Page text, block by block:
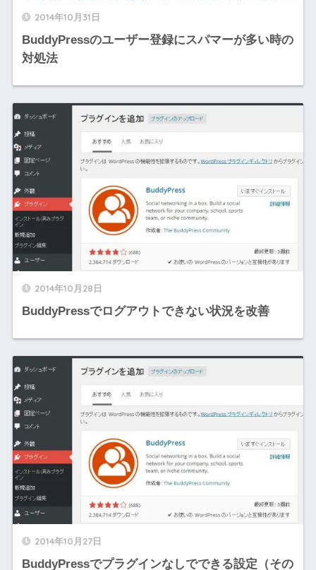
2014年10月31日
BuddyPressのユーザー登録にスパマーが多い時の
対処法
2014年10月28日
BuddyPressでログアウトできない状況を改善
2014年10月27日
BuddyPressでプラグインなしでできる設定（その